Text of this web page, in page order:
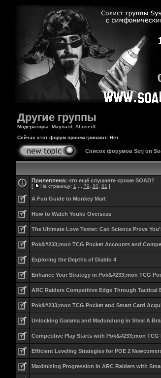
Другие группы
Модераторы: Maynard, ALuserX
Сейчас этот форум просматривают: Нет
Список форумов Serj on
Прилеплена: что ещё слушаете кроме SOAD?
[ На страницу: 1 79 80 81 ]
A Fun Guide to Monkey Mart
How to Watch Youku Overseas
The Ultimate Love Tester: Can Science Prove
Pok&#233;mon TCG Pocket Accounts and
Exploring the Depths of Diablo 4
Enhance Your Strategy in Pok&#233;mon TCG
ARC Raiders Competitive Edge Through Tactical
Pok&#233;mon TCG Pocket and Smart Card
Unlocking Garama and Madundung in Steal A
Competitive Play Starts with Pok&#233;mon TCG
Efficient Leveling Strategies for POE 2
Maximizing Progression in ARC Raiders with